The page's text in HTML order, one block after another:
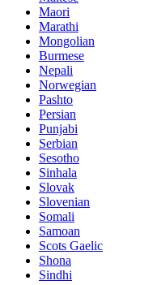
Maori
Marathi
Mongolian
Burmese
Nepali
Norwegian
Pashto
Persian
Punjabi
Serbian
Sesotho
Sinhala
Slovak
Slovenian
Somali
Samoan
Scots Gaelic
Shona
Sindhi